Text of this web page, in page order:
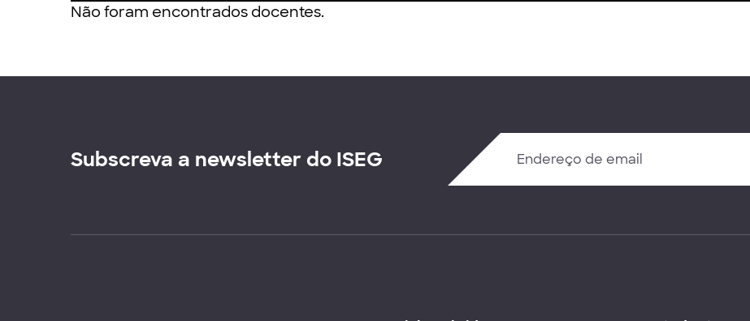
Não foram encontrados docentes.
Subscreva a newsletter do ISEG